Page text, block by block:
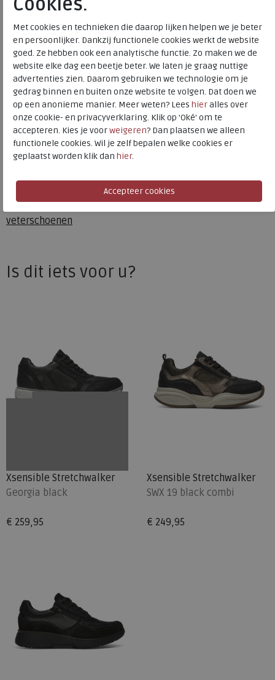
Xsensible Stretchwalker
Toon alles vanXsensible Stretchwalker
Naar allesneakers / veterschoenen
veterschoenen
Bestelcode
Kleur
Navy
Materiaal
Nubuck
Wijdtemaat
h
Uitneembaar voetbed
ja
Is dit iets voor u?
Xsensible Stretchwalker
Georgia black
€ 259,95
Xsensible Stretchwalker
SWX 19 black combi
€ 249,95
Met cookies en technieken die daarop lijken helpen we je beter
en persoonlijker. Dankzij functionele cookies werkt de website
goed. Ze hebben ook een analytische functie. Zo maken we de
website elke dag een beetje beter. We laten je graag nuttige
advertenties zien. Daarom gebruiken we technologie om je
gedrag binnen en buiten onze website te volgen. Dat doen we
op een anonieme manier. Meer weten? Lees hieralles over
onze cookie- en privacyverklaring. Klik op 'Oké' om te
accepteren. Kies je voorweigeren? Dan plaatsen we alleen
functionele cookies. Wil je zelf bepalen welke cookies er
geplaatst worden klik dan hier.